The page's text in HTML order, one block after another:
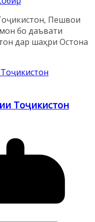
Пешвои
бо даъвати
дар шаҳри Остона
Тоҷикистон